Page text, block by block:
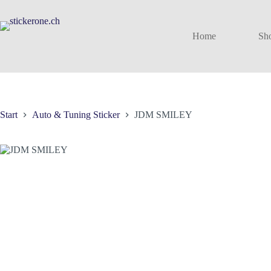
Inhalt
springen
Home
Start Auto & Tuning Sticker JDM SMILEY